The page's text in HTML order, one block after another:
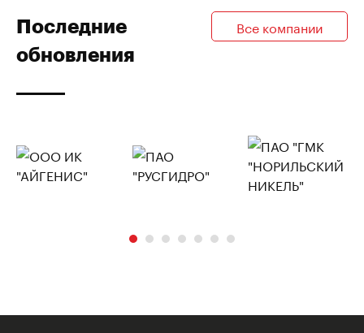
Последние
обновления
Все компании